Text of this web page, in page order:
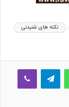
نکته های شنیدنی
واتس آپ